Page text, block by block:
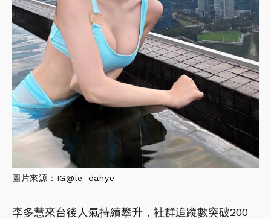
圖片來源：IG@le_dahye
李多慧來台後人氣持續攀升，社群追蹤數突破200